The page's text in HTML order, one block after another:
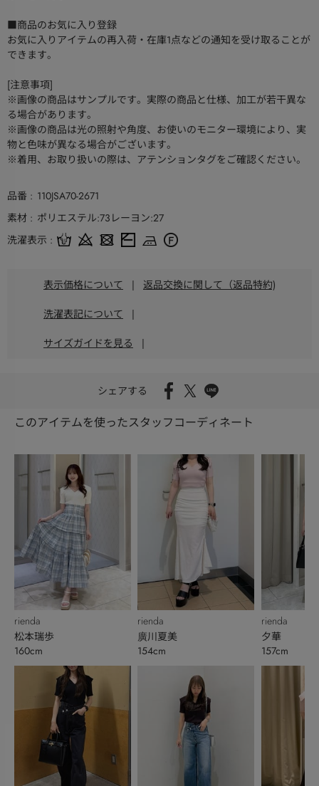
■商品のお気に入り登録
お気に入りアイテムの再入荷・在庫1点などの通知を受け取ることが
できます。
[注意事項]
※画像の商品はサンプルです。実際の商品と仕様、加工が若干異な
る場合があります。
※画像の商品は光の照射や角度、お使いのモニター環境により、実
物と色味が異なる場合がございます。
※着用、お取り扱いの際は、アテンションタグをご確認ください。
品番
110JSA70-2671
素材
ポリエステル:73レーヨン:27
洗濯表示
表示価格について | 返品交換に関して（返品特約)
洗濯表記について |
サイズガイドを見る |
シェアする
このアイテムを使ったスタッフコーディネート
rienda
松本瑞歩
160cm
rienda
廣川夏美
154cm
rienda
夕華
157cm